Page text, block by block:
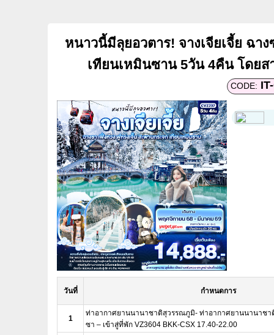
หนาวนี้มีลุยอวตาร! จางเจียเจี้ย ฉา
เทียนเหมินซาน 5วัน 4คืน โดยส
CODE:
วันที่ กำหนดการ
1
ท่าอากาศยานนานาชาติสุวรรณภูมิ- ท่าอากาศยานนานาชา
ซา – เข้าสู่ที่พัก VZ3604 BKK-CSX 17.40-22.00